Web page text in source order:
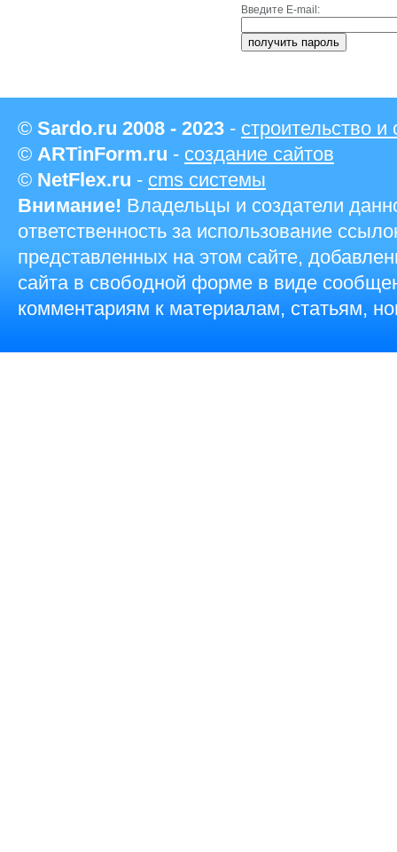
Введите E-mail:
© Sardo.ru 2008 - 2023 - строительство
© ARTinForm.ru - создание сайтов
© NetFlex.ru - cms системы
Внимание! Владельцы и создатели
ответственность за использование
представленных на этом сайте,
сайта в свободной форме в виде
комментариям к материалам, статьям,